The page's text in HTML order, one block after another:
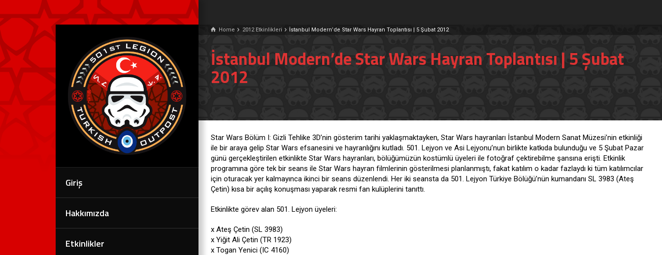
Giriş
Hakkımızda
Etkinlikler
Home 2012 Etkinlikleri İstanbul Modern’de Star Wars Hayran Toplantısı | 5 Şubat 2012
İstanbul Modern’de Star Wars Hayran Toplantısı | 5 Şubat
2012
Star Wars Bölüm I: Gizli Tehlike 3D’nin gösterim tarihi yaklaşmaktayken, Star Wars hayranları İstanbul Modern Sanat Müzesi’nin etkinliği
ile bir araya gelip Star Wars efsanesini ve hayranlığını kutladı. 501. Lejyon ve Asi Lejyonu’nun birlikte katkıda bulunduğu ve 5 Şubat Pazar
günü gerçekleştirilen etkinlikte Star Wars hayranları, bölüğümüzün kostümlü üyeleri ile fotoğraf çektirebilme şansına erişti. Etkinlik
programına göre tek bir seans ile Star Wars hayran filmlerinin gösterilmesi planlanmıştı, fakat katılım o kadar fazlaydı ki tüm katılımcılar
için oturacak yer kalmayınca ikinci bir seans düzenlendi. Her iki seansta da 501. Lejyon Türkiye Bölüğü’nün kumandanı SL 3983 (Ateş
Çetin) kısa bir açılış konuşması yaparak resmi fan kulüplerini tanıttı.
Etkinlikte görev alan 501. Lejyon üyeleri:
x Ateş Çetin (SL 3983)
x Yiğit Ali Çetin (TR 1923)
x Togan Yenici (IC 4160)